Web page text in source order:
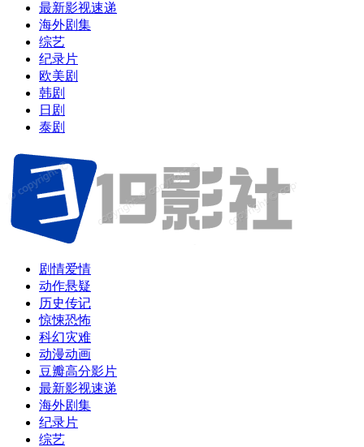
最新影视速递
海外剧集
综艺
纪录片
欧美剧
韩剧
日剧
泰剧
剧情爱情
动作悬疑
历史传记
惊悚恐怖
科幻灾难
动漫动画
豆瓣高分影片
最新影视速递
海外剧集
纪录片
综艺